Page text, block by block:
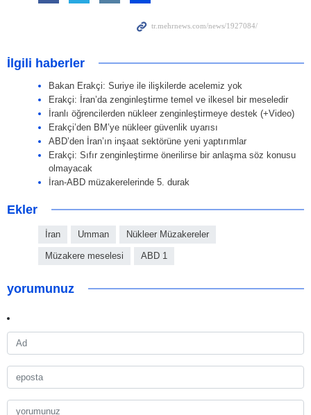
İlgili haberler
Bakan Erakçi: Suriye ile ilişkilerde acelemiz yok
Erakçi: İran’da zenginleştirme temel ve ilkesel bir meseledir
İranlı öğrencilerden nükleer zenginleştirmeye destek (+Video)
Erakçi’den BM’ye nükleer güvenlik uyarısı
ABD’den İran’ın inşaat sektörüne yeni yaptırımlar
Erakçi: Sıfır zenginleştirme önerilirse bir anlaşma söz konusu
olmayacak
İran-ABD müzakerelerinde 5. durak
Ekler
İran Umman Nükleer Müzakereler
Müzakere meselesi ABD 1
yorumunuz